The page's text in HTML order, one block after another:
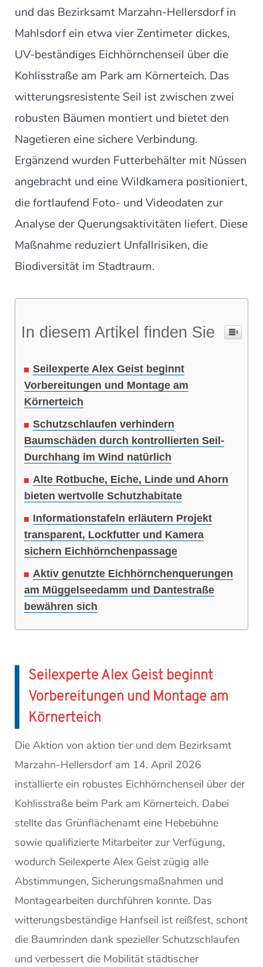
und das Bezirksamt Marzahn-Hellersdorf in
Mahlsdorf ein etwa vier Zentimeter dickes,
UV-beständiges Eichhörnchenseil über die
Kohlisstraße am Park am Körnerteich. Das
witterungsresistente Seil ist zwischen zwei
robusten Bäumen montiert und bietet den
Nagetieren eine sichere Verbindung.
Ergänzend wurden Futterbehälter mit Nüssen
angebracht und eine Wildkamera positioniert,
die fortlaufend Foto- und Videodaten zur
Analyse der Querungsaktivitäten liefert. Diese
Maßnahme reduziert Unfallrisiken, die
Biodiversität im Stadtraum.
In diesem Artikel finden Sie
Seilexperte Alex Geist beginnt
Vorbereitungen und Montage am
Körnerteich
Schutzschlaufen verhindern
Baumschäden durch kontrollierten Seil-
Durchhang im Wind natürlich
Alte Rotbuche, Eiche, Linde und Ahorn
bieten wertvolle Schutzhabitate
Informationstafeln erläutern Projekt
transparent, Lockfutter und Kamera
sichern Eichhörnchenpassage
Aktiv genutzte Eichhörnchenquerungen
am Müggelseedamm und Dantestraße
bewähren sich
Seilexperte Alex Geist beginnt
Vorbereitungen und Montage am
Körnerteich
Die Aktion von aktion tier und dem Bezirksamt
Marzahn-Hellersdorf am 14. April 2026
installierte ein robustes Eichhörnchenseil über der
Kohlisstraße beim Park am Körnerteich. Dabei
stellte das Grünflächenamt eine Hebebühne
sowie qualifizierte Mitarbeiter zur Verfügung,
wodurch Seilexperte Alex Geist zügig alle
Abstimmungen, Sicherungsmaßnahmen und
Montagearbeiten durchführen konnte. Das
witterungsbeständige Hanfseil ist reißfest, schont
die Baumrinden dank spezieller Schutzschlaufen
und verbessert die Mobilität städtischer